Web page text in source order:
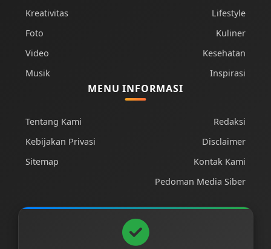
Kreativitas
Foto
Video
Musik
Lifestyle
Kuliner
Kesehatan
Inspirasi
MENU INFORMASI
Tentang Kami
Kebijakan Privasi
Sitemap
Redaksi
Disclaimer
Kontak Kami
Pedoman Media Siber